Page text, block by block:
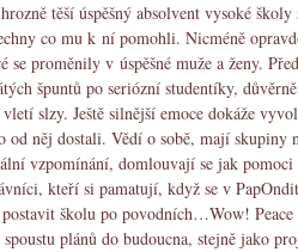
těší úspěšný absolvent vysoké
co mu k ní pomohli. Nicméně
se proměnily v úspěšné muže a ženy.
špuntů po seriózní studentíky,
slzy. Ještě silnější emoce dokáže
něj dostali. Vědí o sobě, mají skupiny
vzpomínání, domlouvají se jak
kteří si pamatují, když se v
školu po povodních…Wow! Peace
plánů do budoucna, stejně jako